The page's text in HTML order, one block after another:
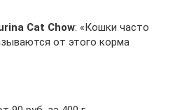
Cat Chow: «Кошки часто
от этого корма